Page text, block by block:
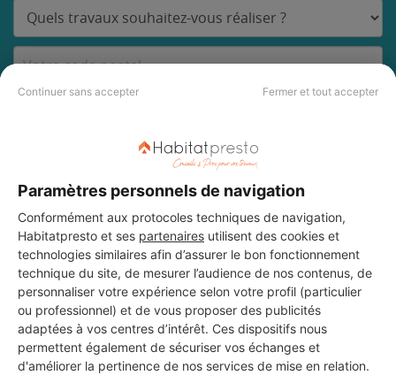
Continuer sans accepter Fermer et tout accepter
Paramètres personnels de navigation
Conformément aux protocoles techniques de navigation,
Habitatpresto et ses partenaires utilisent des cookies et
technologies similaires afin d’assurer le bon fonctionnement
technique du site, de mesurer l’audience de nos contenus, de
personnaliser votre expérience selon votre profil (particulier
ou professionnel) et de vous proposer des publicités
adaptées à vos centres d’intérêt. Ces dispositifs nous
permettent également de sécuriser vos échanges et
d'améliorer la pertinence de nos services de mise en relation.
Les 1 autres Carreleurs pour
vos travaux à Saint-Sulpice-
des-Rivoires
LHBNA
Saint-Sulpice-des-Rivoires